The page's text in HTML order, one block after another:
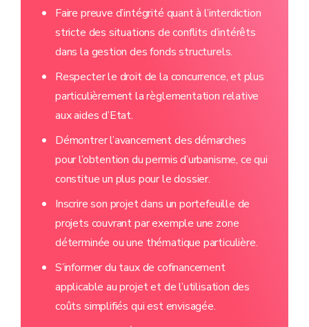
Faire preuve d’intégrité quant à l’interdiction
stricte des situations de conflits d’intérêts
dans la gestion des fonds structurels.
Respecter le droit de la concurrence, et plus
particulièrement la règlementation relative
aux aides d’Etat.
Démontrer l’avancement des démarches
pour l’obtention du permis d’urbanisme, ce qui
constitue un plus pour le dossier.
Inscrire son projet dans un portefeuille de
projets couvrant par exemple une zone
déterminée ou une thématique particulière.
S’informer du taux de cofinancement
applicable au projet et de l’utilisation des
coûts simplifiés qui est envisagée.